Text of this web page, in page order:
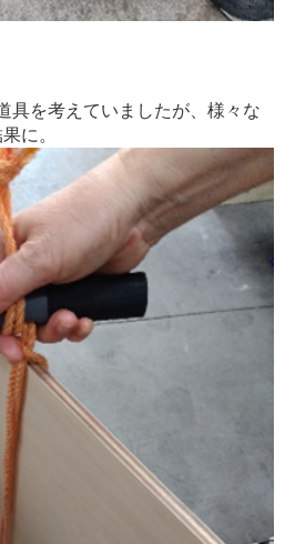
具を考えていましたが、様々な
に。